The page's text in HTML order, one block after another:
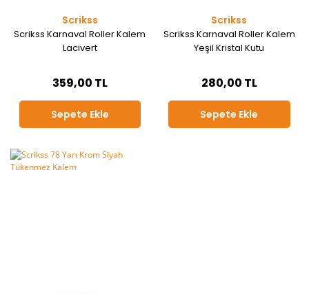
Scrikss
Scrikss Karnaval Roller Kalem
Lacivert
359,00 TL
Sepete Ekle
Scrikss
Scrikss Karnaval Roller Kalem
Yeşil Kristal Kutu
280,00 TL
Sepete Ekle